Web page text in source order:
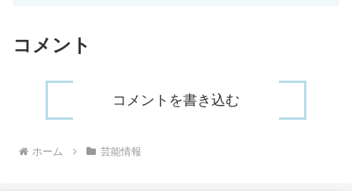
コメント
コメントを書き込む
ホーム 芸能情報